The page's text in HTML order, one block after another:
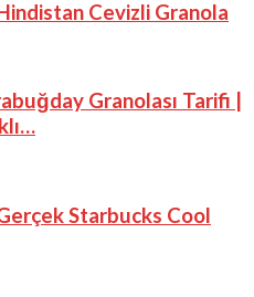
Cevizli Granola
Granolası Tarifi |
Starbucks Cool